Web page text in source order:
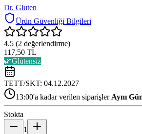
Dr. Gluten
Ürün Güvenliği Bilgileri
4.5 (2 değerlendirme)
117,50 TL
🌿Glutensiz
TETT/SKT: 04.12.2027
13:00'a kadar verilen siparişler Aynı
Stokta
1